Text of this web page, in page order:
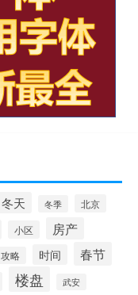
冬天 冬季 北京
小区 房产
攻略 时间 春节
楼盘 武安